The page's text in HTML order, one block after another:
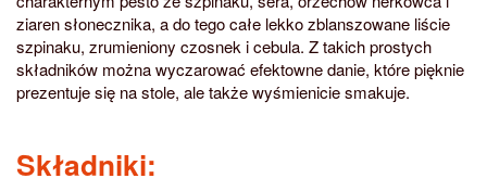
ziaren słonecznika, a do tego całe lekko zblanszowane liście
szpinaku, zrumieniony czosnek i cebula. Z takich prostych
składników można wyczarować efektowne danie, które pięknie
prezentuje się na stole, ale także wyśmienicie smakuje.
Składniki: